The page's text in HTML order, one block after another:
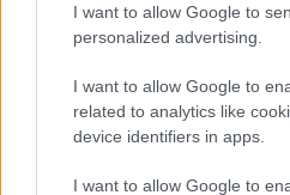
I want to allow Google to
personalized advertising.
I want to allow Google to
related to analytics like
device identifiers in apps.
I want to allow Google to
ΠΑΡΟΜΟΙΑ ΑΡΘΡΑ
Εύκολες
εκλεκτικό